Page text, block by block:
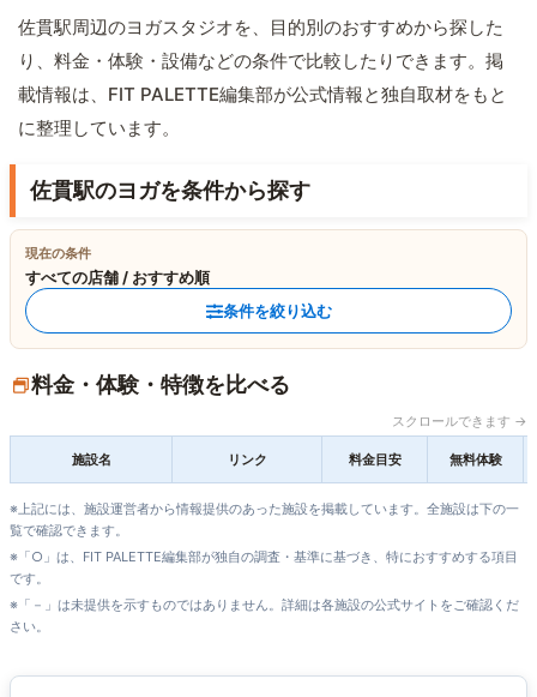
佐貫駅周辺のヨガスタジオを、目的別のおすすめから探した
り、料金・体験・設備などの条件で比較したりできます。掲
載情報は、FIT PALETTE編集部が公式情報と独自取材をもと
に整理しています。
佐貫駅のヨガを条件から探す
現在の条件
すべての店舗 / おすすめ順
条件を絞り込む
料金・体験・特徴を比べる
スクロールできます →
施設名 リンク 料金目安 無料体験
※上記には、施設運営者から情報提供のあった施設を掲載しています。全施設は下の一
覧で確認できます。
※「○」は、FIT PALETTE編集部が独自の調査・基準に基づき、特におすすめする項目
です。
※「－」は未提供を示すものではありません。詳細は各施設の公式サイトをご確認くだ
さい。